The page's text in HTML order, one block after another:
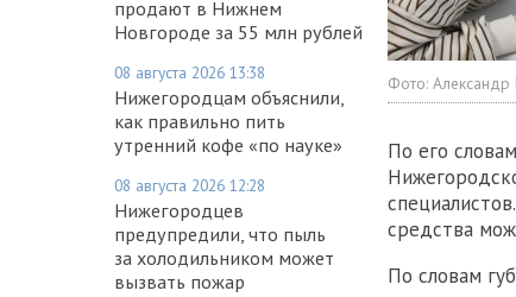
продают в Нижнем
Новгороде за 55 млн рублей
08 августа 2026 13:38
Нижегородцам объяснили,
как правильно пить
утренний кофе «по науке»
08 августа 2026 12:28
Нижегородцев
предупредили, что пыль
за холодильником может
вызвать пожар
Фото:
По его
средства
По словам